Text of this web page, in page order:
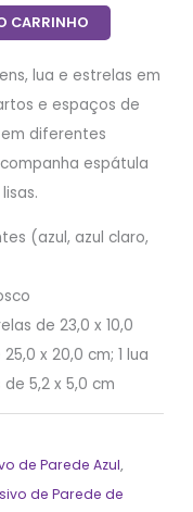
CARRINHO
lua e estrelas em
e espaços de
diferentes
espátula
(azul, azul claro,
de 23,0 x 10,0
x 20,0 cm; 1 lua
5,2 x 5,0 cm
de Parede Azul,
de Parede de